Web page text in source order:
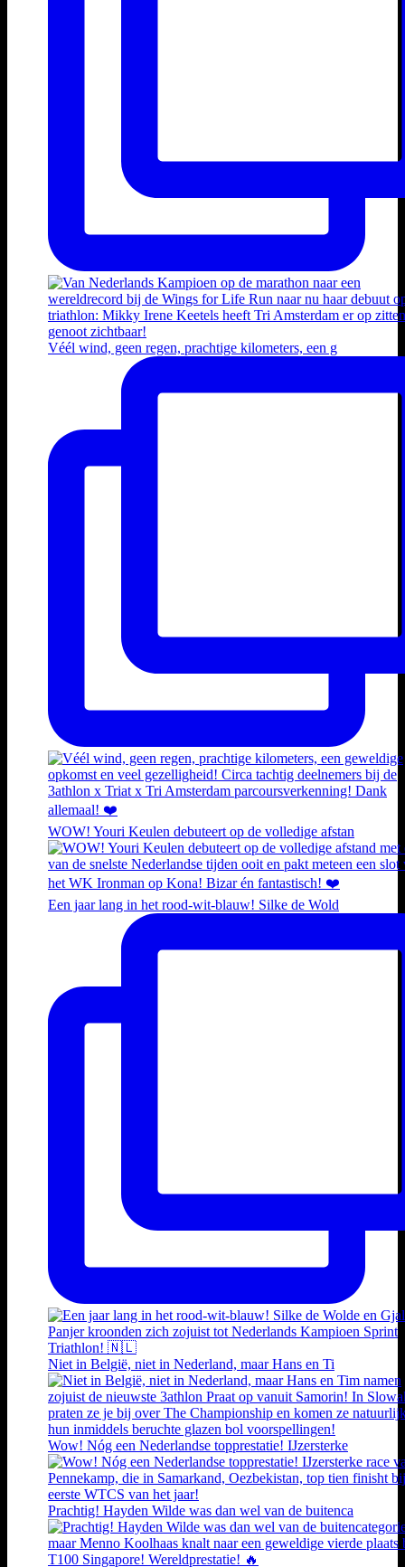
Véél wind, geen regen, prachtige kilometers, een g
WOW! Youri Keulen debuteert op de volledige afstan
Een jaar lang in het rood-wit-blauw! Silke de Wold
Niet in België, niet in Nederland, maar Hans en Ti
Wow! Nóg een Nederlandse topprestatie! IJzersterke
Prachtig! Hayden Wilde was dan wel van de buitenca